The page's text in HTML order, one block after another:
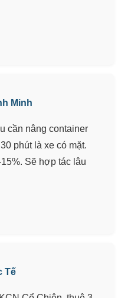
Minh
cần nâng container
phút là xe có mặt.
Sẽ hợp tác lâu
Tế